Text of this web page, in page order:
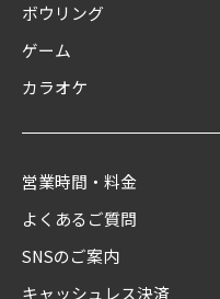
ボウリング
ゲーム
カラオケ
営業時間・料金
よくあるご質問
SNSのご案内
キャッシュレス決済